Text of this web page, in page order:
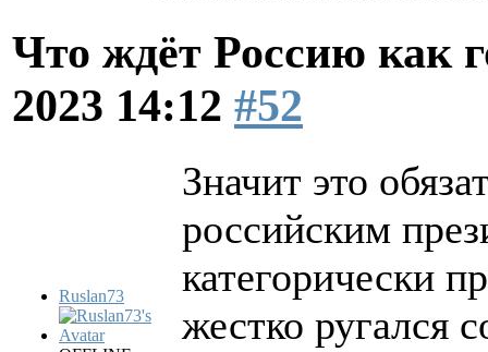
Что ждёт Россию как
2023 14:12 #52
Ruslan73
Значит это
российским
категорически
жестко ругался